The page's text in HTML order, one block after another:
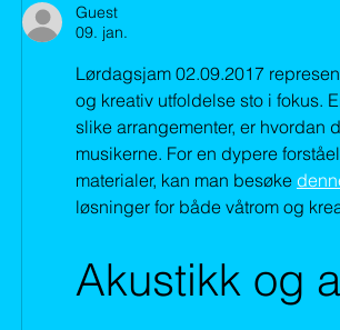
Guest
09. jan.
Lørdagsjam 02.09.2017
og kreativ utfoldelse sto i fokus.
slike arrangementer, er hvordan
musikerne. For en dypere
materialer, kan man besøke
løsninger for både våtrom og
Akustikk og